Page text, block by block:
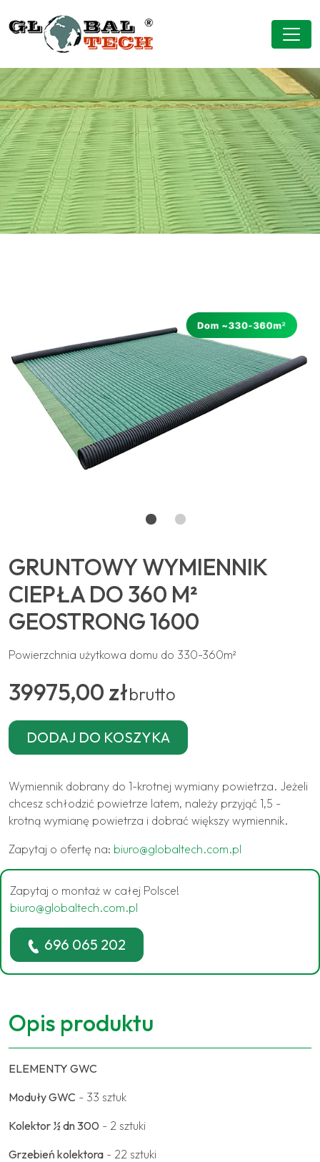
GRUNTOWY WYMIENNIK
CIEPŁA DO 360 M²
GEOSTRONG 1600
Powierzchnia użytkowa domu do 330-360m²
39975,00 złbrutto
Wymiennik dobrany do 1-krotnej wymiany powietrza. Jeżeli
chcesz schłodzić powietrze latem, należy przyjąć 1,5 -
krotną wymianę powietrza i dobrać większy wymiennik.
Zapytaj o ofertę na: biuro@globaltech.com.pl
Zapytaj o montaż w całej Polsce!
biuro@globaltech.com.pl
696 065 202
Opis produktu
ELEMENTY GWC
Moduły GWC - 33 sztuk
Kolektor ½ dn 300 - 2 sztuki
Grzebień kolektora - 22 sztuki